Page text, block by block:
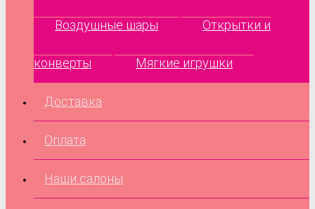
Воздушные шары Открытки и
конверты Мягкие игрушки
Доставка
Оплата
Наши салоны